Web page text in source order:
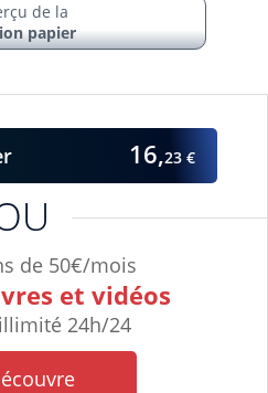
de 50€/mois
et vidéos
24h/24
16,23 €
de la
papier